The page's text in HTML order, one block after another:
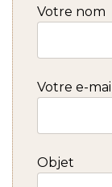
Votre nom
Votre e-mail
Objet